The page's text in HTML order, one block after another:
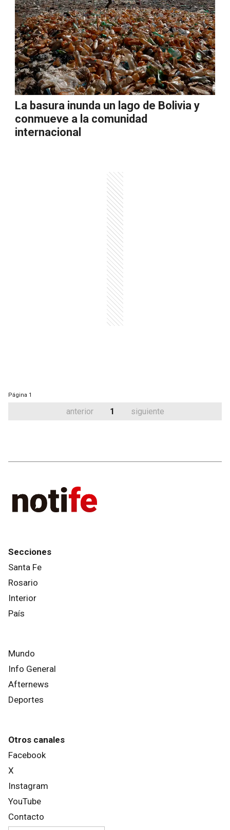
La basura inunda un lago de Bolivia y
conmueve a la comunidad
internacional
Página 1
anterior 1 siguiente
Secciones
Santa Fe
Rosario
Interior
País
Mundo
Info General
Afternews
Deportes
Otros canales
Facebook
X
Instagram
YouTube
Contacto